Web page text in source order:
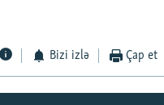
Bizi izlə Çap et